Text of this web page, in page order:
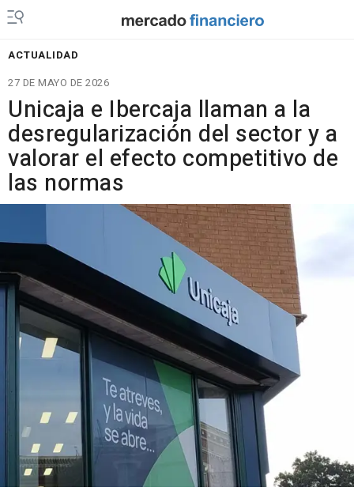
ACTUALIDAD
27 DE MAYO DE 2026
Unicaja e Ibercaja llaman a la
desregularización del sector y a
valorar el efecto competitivo de
las normas